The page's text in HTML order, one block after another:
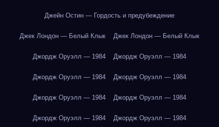
Джейн Остин — Гордость и предубеждение
Джек Лондон — Белый Клык Джек Лондон — Белый Клык
Джордж Оруэлл — 1984 Джордж Оруэлл — 1984
Джордж Оруэлл — 1984 Джордж Оруэлл — 1984
Джордж Оруэлл — 1984 Джордж Оруэлл — 1984
Джордж Оруэлл — 1984 Джордж Оруэлл — 1984